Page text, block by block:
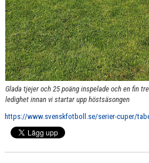
Glada tjejer och 25 poäng inspelade och en fin
ledighet innan vi startar upp höstsäsongen
https://www.svenskfotboll.se/serier-cuper/